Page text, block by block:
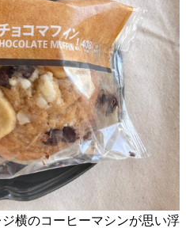
横のコーヒーマシンが思い浮